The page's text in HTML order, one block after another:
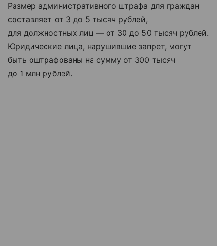
Размер административного штрафа для граждан
составляет от 3 до 5 тысяч рублей,
для должностных лиц — от 30 до 50 тысяч рублей.
Юридические лица, нарушившие запрет, могут
быть оштрафованы на сумму от 300 тысяч
до 1 млн рублей.